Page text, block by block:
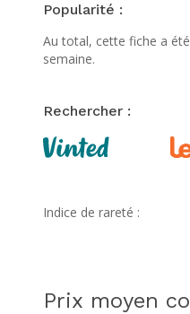
Popularité :
Au total, cette fiche a
semaine.
Rechercher :
Indice de rareté :
Prix moyen